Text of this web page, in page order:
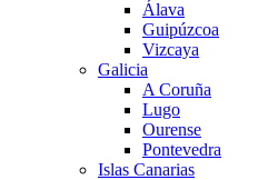
Álava
Guipúzcoa
Vizcaya
Galicia
A Coruña
Lugo
Ourense
Pontevedra
Islas Canarias